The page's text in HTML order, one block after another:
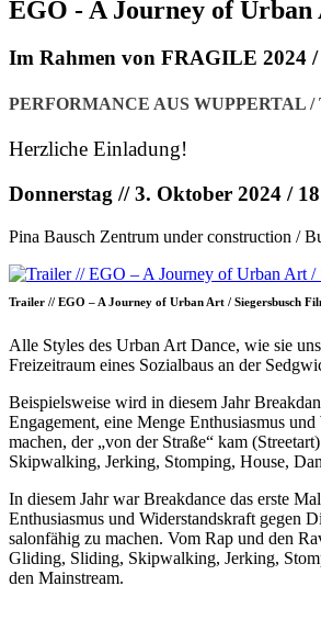
EGO - A Journey of
Im Rahmen von FRAGILE 2024
PERFORMANCE AUS WUPPERTAL
Herzliche Einladung!
Donnerstag // 3. Oktober 2024 /
Pina Bausch Zentrum under construction /
Trailer // EGO – A Journey of Urban Art / Siegersbusch
Alle Styles des Urban Art Dance, wie sie
Freizeitraum eines Sozialbaus an der
Beispielsweise wird in diesem Jahr
Engagement, eine Menge Enthusiasmus
machen, der „von der Straße“ kam
Skipwalking, Jerking, Stomping, House,
In diesem Jahr war Breakdance das erste
Enthusiasmus und Widerstandskraft gegen
salonfähig zu machen. Vom Rap und den
Gliding, Sliding, Skipwalking, Jerking,
den Mainstream.